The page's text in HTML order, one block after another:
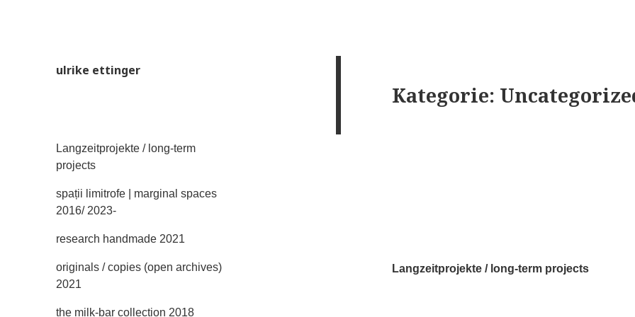
ulrike ettinger
Langzeitprojekte / long-term
projects
spații limitrofe | marginal spaces
2016/ 2023-
research handmade 2021
originals / copies (open archives)
2021
the milk-bar collection 2018
Kategorie:
Langzeitprojekte / long-term projects